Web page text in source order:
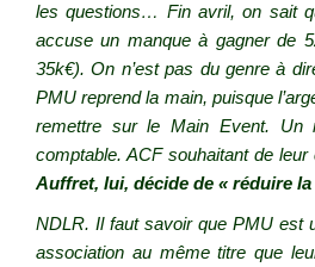
les questions… Fin avril, on sait
accuse un manque à gagner de
35k€). On n’est pas du genre à
PMU reprend la main, puisque
remettre sur le Main Event. Un
comptable. ACF souhaitant de
Auffret, lui, décide de « réduire
NDLR. Il faut savoir que PMU est
association au même titre que